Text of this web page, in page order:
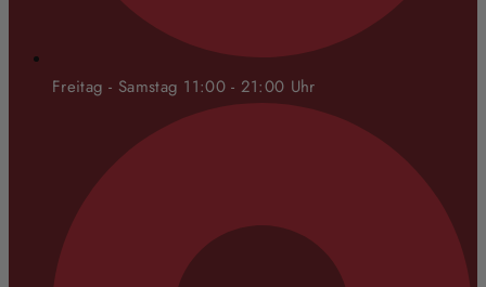
Freitag - Samstag 11:00 - 21:00 Uhr